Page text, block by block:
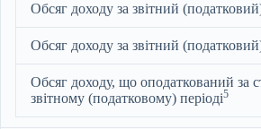
Обсяг доходу за звітний
Обсяг доходу за звітний
Обсяг доходу, що оподаткований за
звітному (податковому) періоді5